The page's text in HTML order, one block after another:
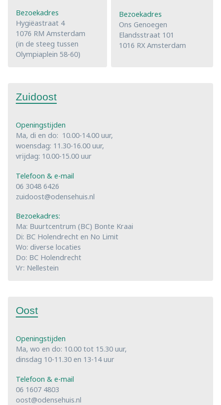
Bezoekadres
Hygiëastraat 4
1076 RM Amsterdam
(in de steeg tussen
Olympiaplein 58-60)
Bezoekadres
Ons Genoegen
Elandsstraat 101
1016 RX Amsterdam
Zuidoost
Openingstijden
Ma, di en do: 10.00-14.00 uur,
woensdag: 11.30-16.00 uur,
vrijdag: 10.00-15.00 uur
Telefoon & e-mail
06 3048 6426
zuidoost@odensehuis.nl
Bezoekadres:
Ma: Buurtcentrum (BC) Bonte Kraai
Di: BC Holendrecht en No Limit
Wo: diverse locaties
Do: BC Holendrecht
Vr: Nellestein
Oost
Openingstijden
Ma, wo en do: 10.00 tot 15.30 uur,
dinsdag 10-11.30 en 13-14 uur
Telefoon & e-mail
06 1607 4803
oost@odensehuis.nl